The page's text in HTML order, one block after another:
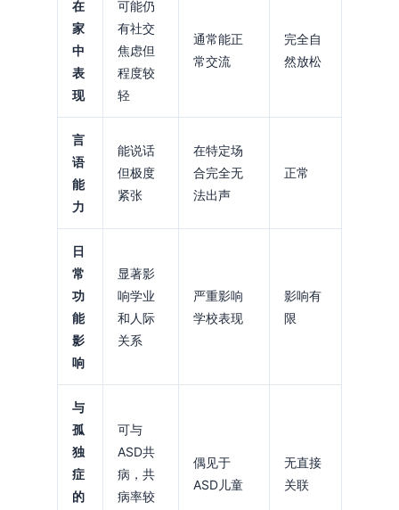
在
家
中
表
现
可能仍
有社交
焦虑但
程度较
轻
通常能正
常交流
完全自
然放松
言
语
能
力
能说话
但极度
紧张
在特定场
合完全无
法出声
正常
日
常
功
能
影
响
显著影
响学业
和人际
关系
严重影响
学校表现
影响有
限
与
孤
独
症
的
可与
ASD共
病，共
病率较
偶见于
ASD儿童
无直接
关联